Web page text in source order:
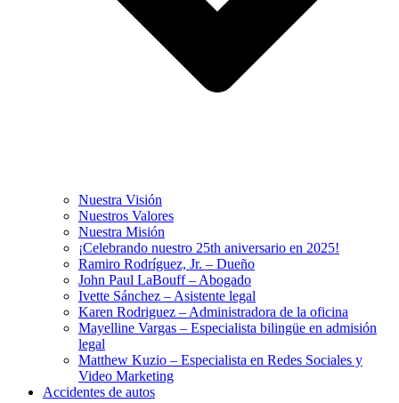
Nuestra Visión
Nuestros Valores
Nuestra Misión
¡Celebrando nuestro 25th aniversario en 2025!
Ramiro Rodríguez, Jr. – Dueño
John Paul LaBouff – Abogado
Ivette Sánchez – Asistente legal
Karen Rodriguez – Administradora de la oficina
Mayelline Vargas – Especialista bilingüe en admisión
legal
Matthew Kuzio – Especialista en Redes Sociales y
Video Marketing
Accidentes de autos